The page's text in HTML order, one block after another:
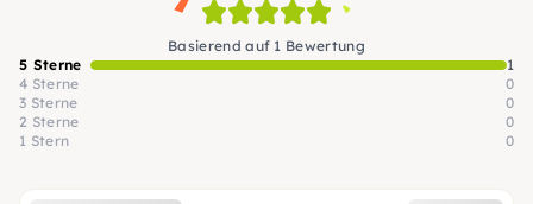
Basierend auf 1 Bewertung
5 Sterne
1
4 Sterne
0
3 Sterne
0
2 Sterne
0
1 Stern
0